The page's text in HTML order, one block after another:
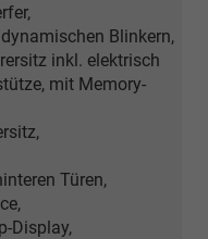
Blinkern,
inkl. elektrisch
mit Memory-
Türen,
Display,